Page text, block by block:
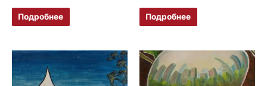
Подробнее Подробнее